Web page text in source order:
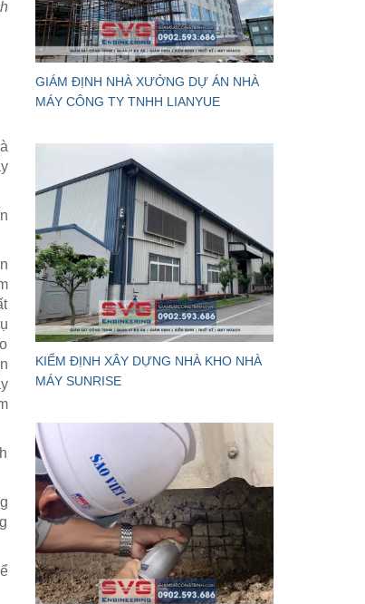
GIÁM ĐỊNH NHÀ XƯỞNG DỰ ÁN NHÀ
MÁY CÔNG TY TNHH LIANYUE
KIỂM ĐỊNH XÂY DỰNG NHÀ KHO NHÀ
MÁY SUNRISE